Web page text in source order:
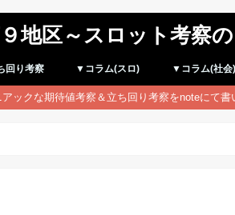
地区～スロット考察
回り考察 ▼コラム(スロ) ▼コラム(社会)
ックな期待値考察＆立ち回り考察をnoteにて書